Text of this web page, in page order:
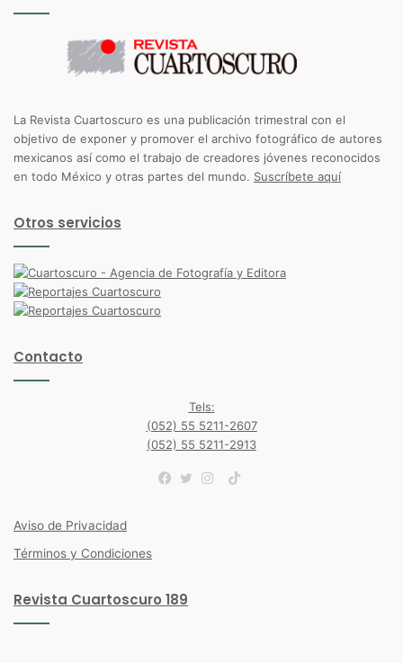
La Revista Cuartoscuro es una publicación trimestral con el
objetivo de exponer y promover el archivo fotográfico de autores
mexicanos así como el trabajo de creadores jóvenes reconocidos
en todo México y otras partes del mundo. Suscríbete aquí
Otros servicios
Contacto
Tels:
(052) 55 5211-2607
(052) 55 5211-2913
TikTok
Aviso de Privacidad
Términos y Condiciones
Revista Cuartoscuro 189